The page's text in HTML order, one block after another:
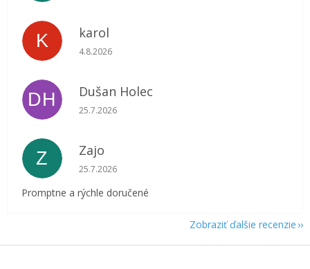
K karol
Hodnotenie obchodu je 5 z 5 hviezdičiek.
4.8.2026
DH Dušan Holec
Hodnotenie obchodu je 5 z 5 hviezdičiek.
25.7.2026
Z Zajo
Hodnotenie obchodu je 5 z 5 hviezdičiek.
25.7.2026
Promptne a rýchle doručené
Zobraziť ďalšie recenzie
Z